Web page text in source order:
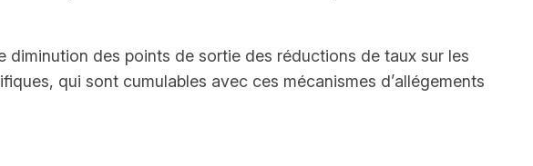
des points de sortie des réductions de taux sur les
qui sont cumulables avec ces mécanismes d’allégements